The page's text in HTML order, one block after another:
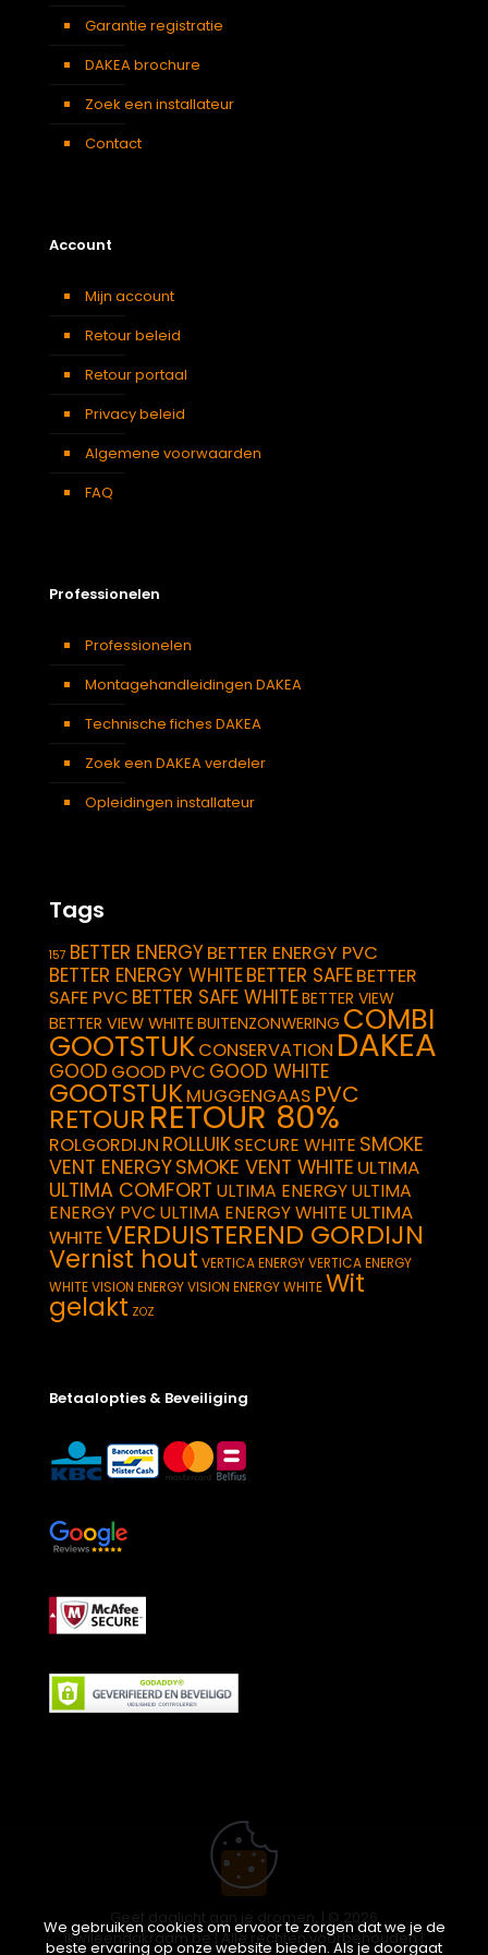
Garantie registratie
DAKEA brochure
Zoek een installateur
Contact
Account
Mijn account
Retour beleid
Retour portaal
Privacy beleid
Algemene voorwaarden
FAQ
Professionelen
Professionelen
Montagehandleidingen DAKEA
Technische fiches DAKEA
Zoek een DAKEA verdeler
Opleidingen installateur
Tags
157 BETTER ENERGYBETTER ENERGY PVC
BETTER ENERGY WHITEBETTER SAFEBETTER
SAFE PVC BETTER SAFE WHITEBETTER VIEW
BETTER VIEW WHITEBUITENZONWERING COMBI
GOOTSTUKCONSERVATION DAKEA
GOOD GOOD PVC GOOD WHITE
GOOTSTUKMUGGENGAAS PVC
RETOUR RETOUR 80%
ROLGORDIJN ROLLUIKSECURE WHITE SMOKE
VENT ENERGYSMOKE VENT WHITE ULTIMA
ULTIMA COMFORT ULTIMA ENERGYULTIMA
ENERGY PVC ULTIMA ENERGY WHITE ULTIMA
WHITEVERDUISTEREND GORDIJN
Vernist hout VERTICA ENERGYVERTICA ENERGY
WHITEVISION ENERGYVISION ENERGY WHITEWit
gelakt ZOZ
Betaalopties & Beveiliging
Geef daglicht aan je dromen. | © 2026
ikwileendakraam.be | Alle rechten voorbehouden |
We gebruiken cookies om ervoor te zorgen dat we je de
beste ervaring op onze website bieden. Als je doorgaat